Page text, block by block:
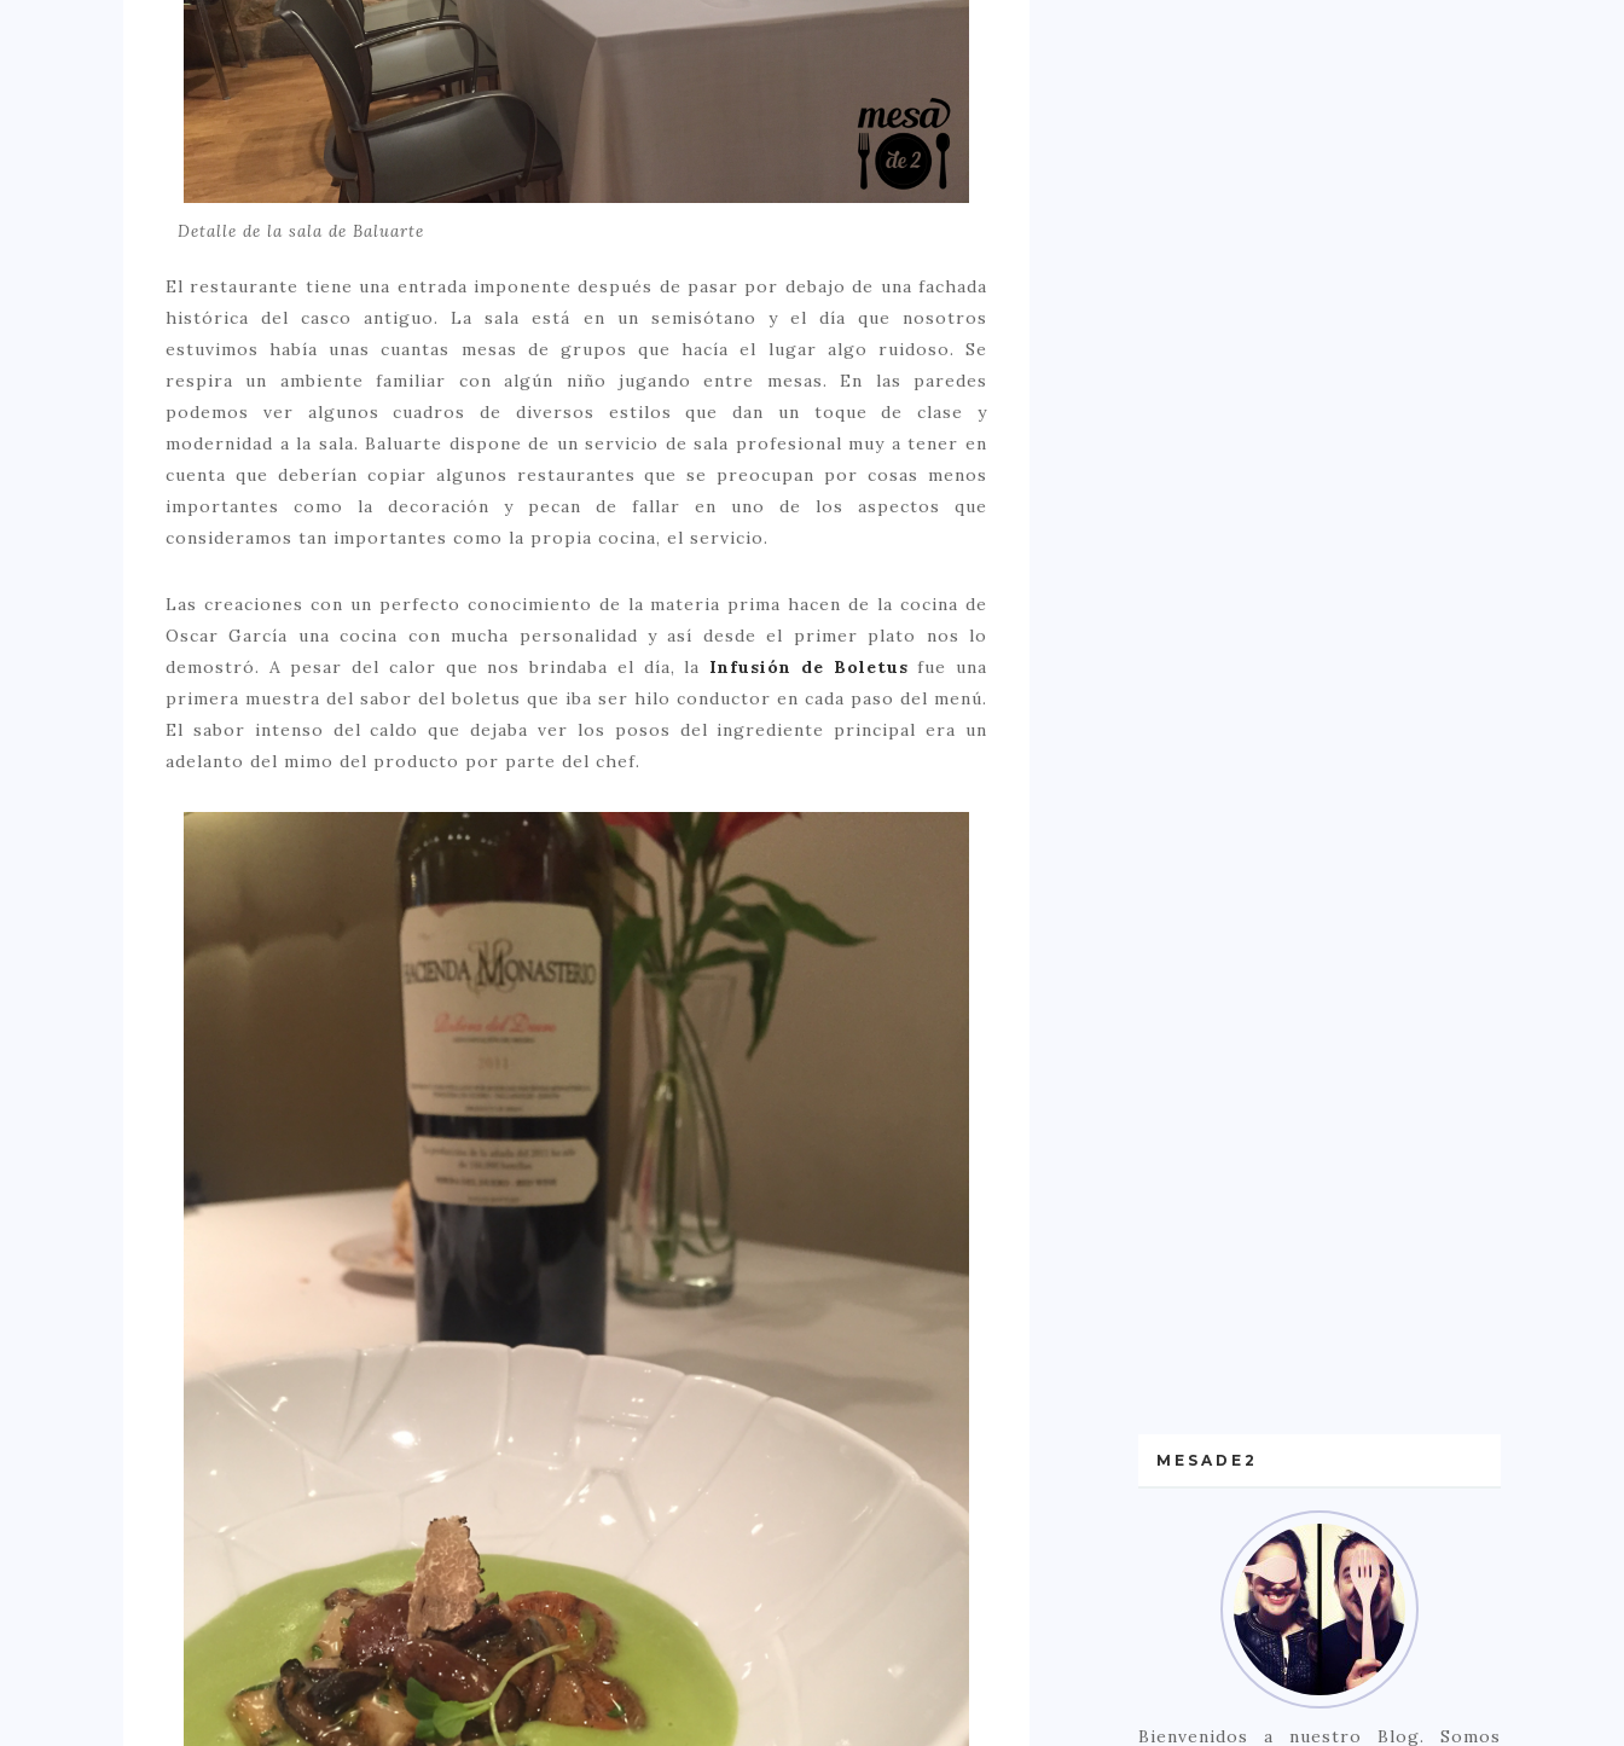
Detalle de la sala de Baluarte
El restaurante tiene una entrada imponente después de pasar por debajo de una fachada
histórica del casco antiguo. La sala está en un semisótano y el día que nosotros
estuvimos había unas cuantas mesas de grupos que hacía el lugar algo ruidoso. Se
respira un ambiente familiar con algún niño jugando entre mesas. En las paredes
podemos ver algunos cuadros de diversos estilos que dan un toque de clase y
modernidad a la sala. Baluarte dispone de un servicio de sala profesional muy a tener en
cuenta que deberían copiar algunos restaurantes que se preocupan por cosas menos
importantes como la decoración y pecan de fallar en uno de los aspectos que
consideramos tan importantes como la propia cocina, el servicio.
Las creaciones con un perfecto conocimiento de la materia prima hacen de la cocina de
Oscar García una cocina con mucha personalidad y así desde el primer plato nos lo
demostró. A pesar del calor que nos brindaba el día, la Infusión de Boletusfue una
primera muestra del sabor del boletus que iba ser hilo conductor en cada paso del menú.
El sabor intenso del caldo que dejaba ver los posos del ingrediente principal era un
adelanto del mimo del producto por parte del chef.
MESADE2
Bienvenidos a nuestro Blog. Somos